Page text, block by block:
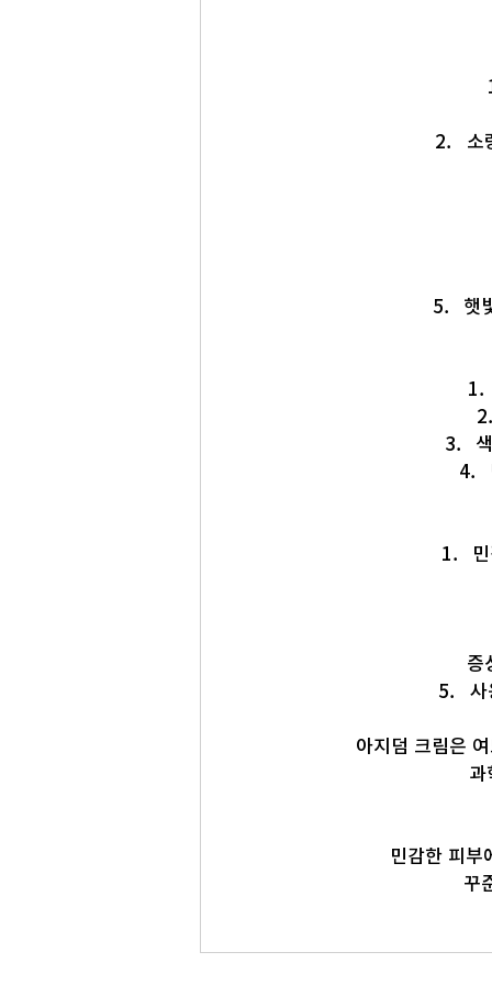
소
햇
증
사
아지덤 크림은
과
민감한 피부
꾸